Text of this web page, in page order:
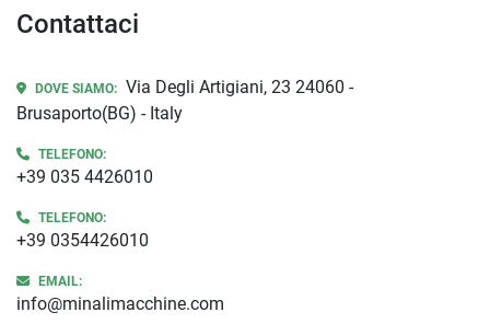
Contattaci
DOVE SIAMO: Via Degli Artigiani, 23 24060 -
Brusaporto(BG) - Italy
TELEFONO:
+39 035 4426010
TELEFONO:
+39 0354426010
EMAIL:
info@minalimacchine.com